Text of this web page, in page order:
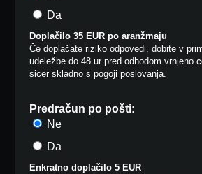
Da
Doplačilo 35 EUR po aranžmaju
Če doplačate riziko odpovedi, dobite v
udeležbe do 48 ur pred odhodom vrnjeno
sicer skladno spogoji poslovanja.
Predračun po pošti:
Ne
Da
Enkratno doplačilo 5 EUR